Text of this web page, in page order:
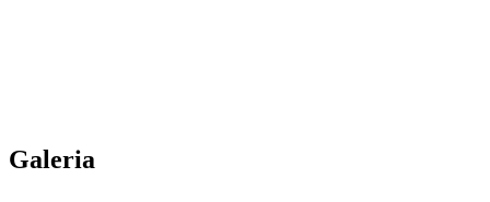
Galeria